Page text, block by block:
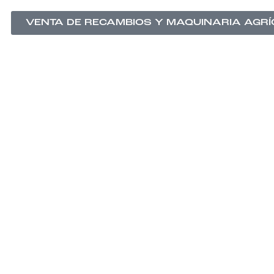
VENTA DE RECAMBIOS Y MAQUINARIA